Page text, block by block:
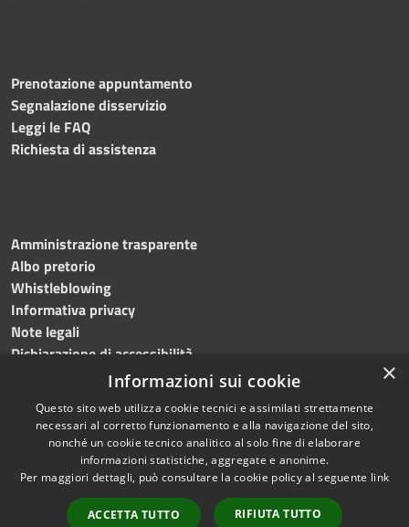
Prenotazione appuntamento
Segnalazione disservizio
Leggi le FAQ
Richiesta di assistenza
Amministrazione trasparente
Albo pretorio
Whistleblowing
Informativa privacy
Note legali
Dichiarazione di accessibilità
Accessibilità
Privacy
Copyright © 2024Comune
di Brembate di Sopra
Powered by
Municipium •Accesso
×
Informazioni sui cookie
Questo sito web utilizza cookie tecnici e assimilati strettamente
necessari al corretto funzionamento e alla navigazione del sito,
nonché un cookie tecnico analitico al solo fine di elaborare
informazioni statistiche, aggregate e anonime.
Per maggiori dettagli, può consultare la cookie policy al seguente link
ACCETTA TUTTO RIFIUTA TUTTO